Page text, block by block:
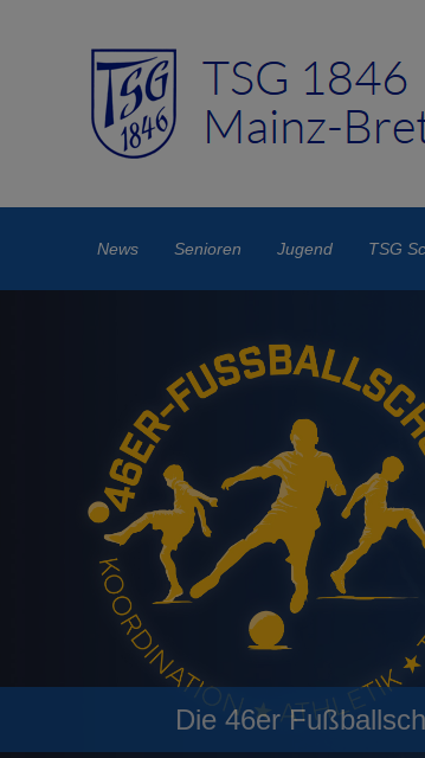
News Senioren Jugend TSG
Die 46er